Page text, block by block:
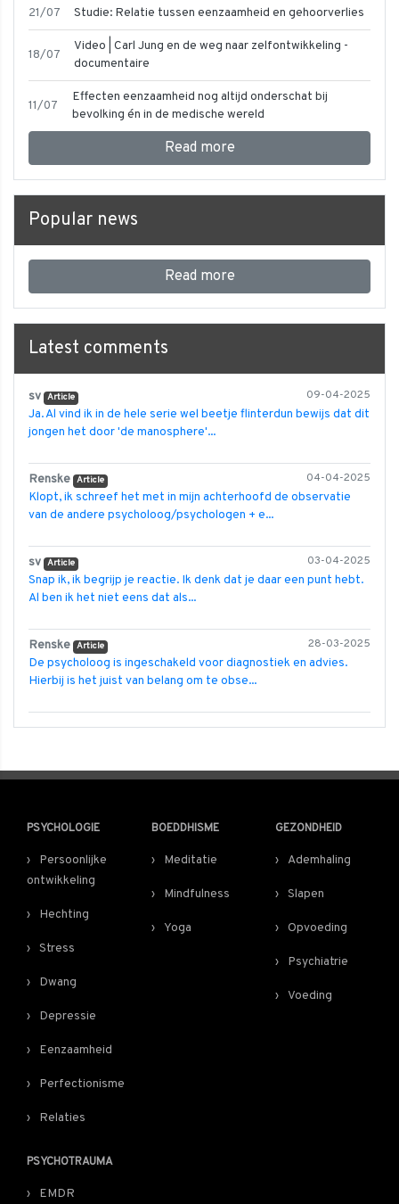
21/07 Studie: Relatie tussen eenzaamheid en gehoorverlies
18/07
Video | Carl Jung en de weg naar zelfontwikkeling -
documentaire
11/07
Effecten eenzaamheid nog altijd onderschat bij
bevolking én in de medische wereld
Read more
Popular news
Read more
Latest comments
09-04-2025
sv Article
Ja. Al vind ik in de hele serie wel beetje flinterdun bewijs dat dit
jongen het door 'de manosphere'...
04-04-2025
Renske Article
Klopt, ik schreef het met in mijn achterhoofd de observatie
van de andere psycholoog/psychologen + e...
03-04-2025
sv Article
Snap ik, ik begrijp je reactie. Ik denk dat je daar een punt hebt.
Al ben ik het niet eens dat als...
28-03-2025
Renske Article
De psycholoog is ingeschakeld voor diagnostiek en advies.
Hierbij is het juist van belang om te obse...
PSYCHOLOGIE
Persoonlijke
ontwikkeling
Hechting
Stress
Dwang
Depressie
Eenzaamheid
Perfectionisme
Relaties
BOEDDHISME
Meditatie
Mindfulness
Yoga
GEZONDHEID
Ademhaling
Slapen
Opvoeding
Psychiatrie
Voeding
PSYCHOTRAUMA
EMDR